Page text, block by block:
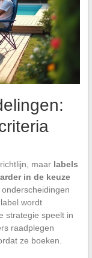
maar labels
in de keuze
onderscheidingen
wordt
strategie speelt in
raadplegen
ze boeken.